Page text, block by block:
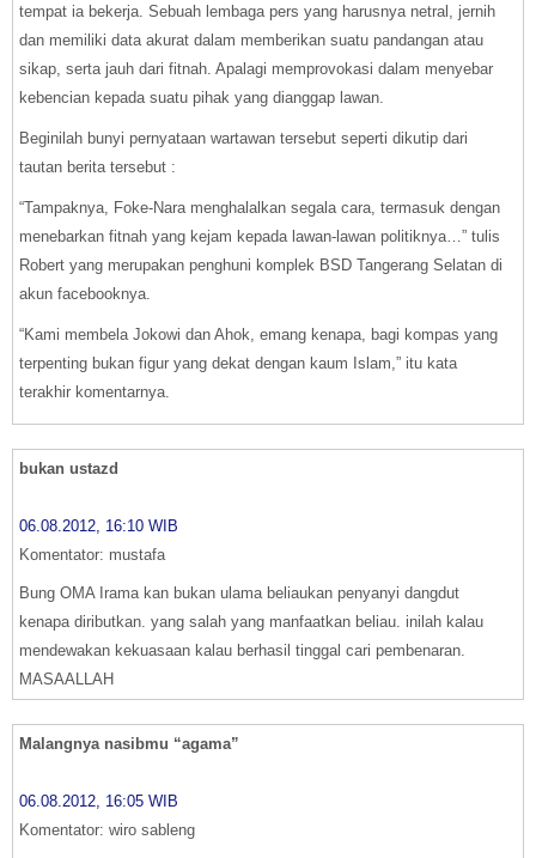
tempat ia bekerja. Sebuah lembaga pers yang harusnya netral, jernih
dan memiliki data akurat dalam memberikan suatu pandangan atau
sikap, serta jauh dari fitnah. Apalagi memprovokasi dalam menyebar
kebencian kepada suatu pihak yang dianggap lawan.
Beginilah bunyi pernyataan wartawan tersebut seperti dikutip dari
tautan berita tersebut :
“Tampaknya, Foke-Nara menghalalkan segala cara, termasuk dengan
menebarkan fitnah yang kejam kepada lawan-lawan politiknya…” tulis
Robert yang merupakan penghuni komplek BSD Tangerang Selatan di
akun facebooknya.
“Kami membela Jokowi dan Ahok, emang kenapa, bagi kompas yang
terpenting bukan figur yang dekat dengan kaum Islam,” itu kata
terakhir komentarnya.
bukan ustazd
06.08.2012, 16:10 WIB
Komentator: mustafa
Bung OMA Irama kan bukan ulama beliaukan penyanyi dangdut
kenapa diributkan. yang salah yang manfaatkan beliau. inilah kalau
mendewakan kekuasaan kalau berhasil tinggal cari pembenaran.
MASAALLAH
Malangnya nasibmu “agama”
06.08.2012, 16:05 WIB
Komentator: wiro sableng